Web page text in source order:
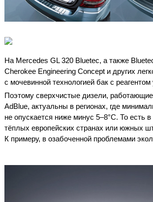
На Mercedes GL 320 Bluetec, а также
Cherokee Engineering Concept и других
с мочевинной технологией бак с
Поэтому сверхчистые дизели,
AdBlue, актуальны в регионах, где
не опускается ниже минус 5–8°С. То есть в
тёплых европейских странах или южных
К примеру, в озабоченной проблемами